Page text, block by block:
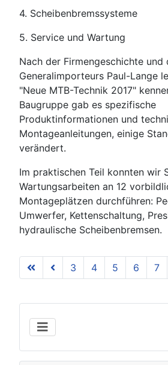
4. Scheibenbremssysteme
5. Service und Wartung
Nach der Firmengeschichte
Generalimporteurs Paul-Lange
"Neue MTB-Technik 2017"
Baugruppe gab es spezifische
Produktinformationen und
Montageanleitungen, einige
verändert.
Im praktischen Teil konnten wir
Wartungsarbeiten an 12
Montageplätzen durchführen:
Umwerfer, Kettenschaltung,
hydraulische Scheibenbremsen.
3 4 5 6 7